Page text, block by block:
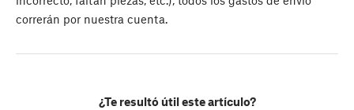
correrán por nuestra cuenta.
¿Te resultó útil este artículo?